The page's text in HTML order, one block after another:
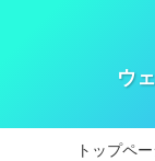
ウ
トップペ